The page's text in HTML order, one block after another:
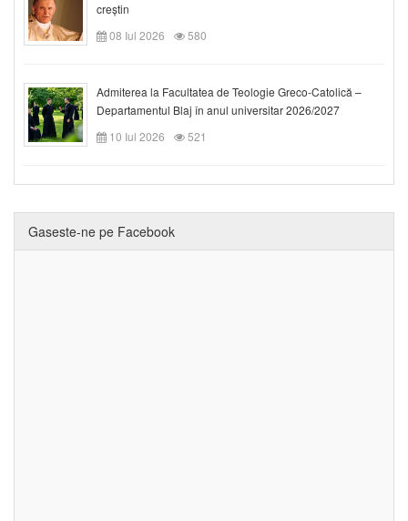
creștin
08 Iul 2026
580
Admiterea la Facultatea de Teologie Greco-Catolică –
Departamentul Blaj în anul universitar 2026/2027
10 Iul 2026
521
Gaseste-ne pe Facebook